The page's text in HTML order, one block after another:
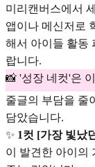
미리캔버스에서
앱이나 메신저로
해서 아이들 활동
랍니다.
📸 '성장 네컷'은
줄글의 부담을 줄
담았습니다.
✨ 1컷 [가장 빛났
이 발견한 아이의